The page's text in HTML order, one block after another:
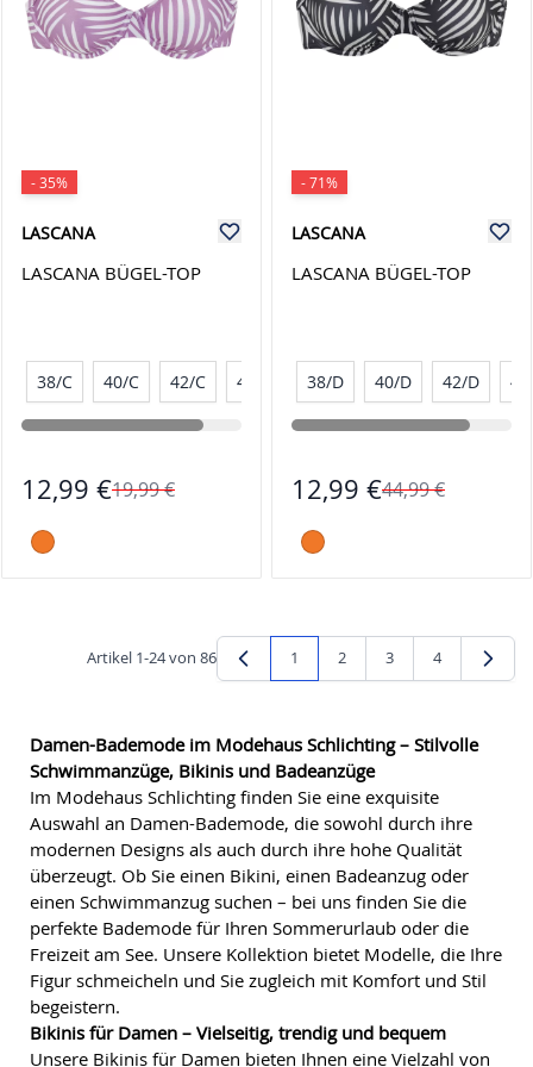
- 35%
LASCANA
LASCANA BÜGEL-TOP
38/C 40/C 42/C 44/C
12,99 €19,99 €
- 71%
LASCANA
LASCANA BÜGEL-TOP
38/D 40/D 42/D
12,99 €44,99 €
Artikel 1-24von 86 Sie lesen gerade Seite
1 Seite
2 Seite
3 Seite
4
Damen-Bademode im Modehaus Schlichting – Stilvolle
Schwimmanzüge, Bikinis und Badeanzüge
Im Modehaus Schlichting finden Sie eine exquisite
Auswahl an Damen-Bademode, die sowohl durch ihre
modernen Designs als auch durch ihre hohe Qualität
überzeugt. Ob Sie einen Bikini, einen Badeanzug oder
einen Schwimmanzug suchen – bei uns finden Sie die
perfekte Bademode für Ihren Sommerurlaub oder die
Freizeit am See. Unsere Kollektion bietet Modelle, die Ihre
Figur schmeicheln und Sie zugleich mit Komfort und Stil
begeistern.
Bikinis für Damen – Vielseitig, trendig und bequem
Unsere Bikinis für Damen bieten Ihnen eine Vielzahl von